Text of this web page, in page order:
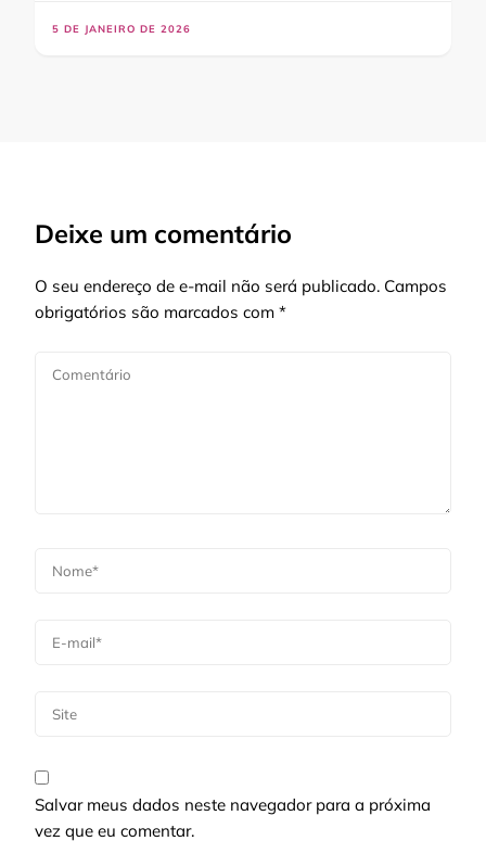
5 DE JANEIRO DE 2026
Deixe um comentário
O seu endereço de e-mail não será publicado. Campos
obrigatórios são marcados com *
Salvar meus dados neste navegador para a próxima
vez que eu comentar.